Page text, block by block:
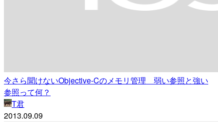
今さら聞けないObjective-Cのメモリ管理 弱い参照と強い
参照って何？
T君
2013.09.09